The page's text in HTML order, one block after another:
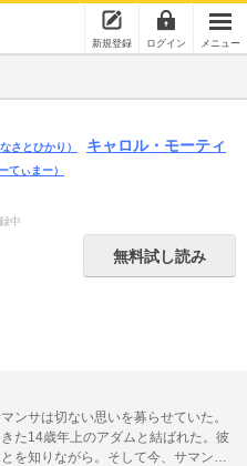
新規登録 ログイン メニュー
なさとひかり）
キャロル・モーティ
てぃまー）
中
無料試し読み
ンサは切ない思いを募らせていた。
た14歳年上のアダムと結ばれた。彼
を知りながら。そして今、サマンサ